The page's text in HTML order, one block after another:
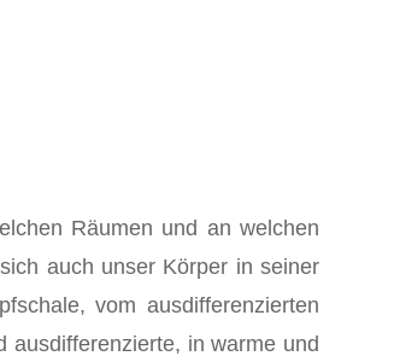
Räumen und an welchen
auch unser Körper in seiner
vom ausdifferenzierten
in warme und